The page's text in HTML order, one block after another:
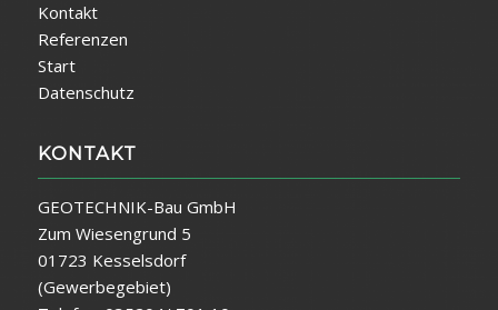
Kontakt
Referenzen
Start
Datenschutz
KONTAKT
GEOTECHNIK-Bau GmbH
Zum Wiesengrund 5
01723 Kesselsdorf
(Gewerbegebiet)